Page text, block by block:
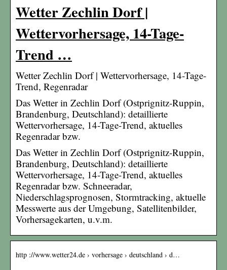
Wetter Zechlin Dorf |
Wettervorhersage, 14-Tage-
Trend …
Wetter Zechlin Dorf | Wettervorhersage, 14-Tage-
Trend, Regenradar
Das Wetter in Zechlin Dorf (Ostprignitz-Ruppin,
Brandenburg, Deutschland): detaillierte
Wettervorhersage, 14-Tage-Trend, aktuelles
Regenradar bzw.
Das Wetter in Zechlin Dorf (Ostprignitz-Ruppin,
Brandenburg, Deutschland): detaillierte
Wettervorhersage, 14-Tage-Trend, aktuelles
Regenradar bzw. Schneeradar,
Niederschlagsprognosen, Stormtracking, aktuelle
Messwerte aus der Umgebung, Satellitenbilder,
Vorhersagekarten, u.v.m.
http ://www.wetter24.de › vorhersage › deutschland › d…